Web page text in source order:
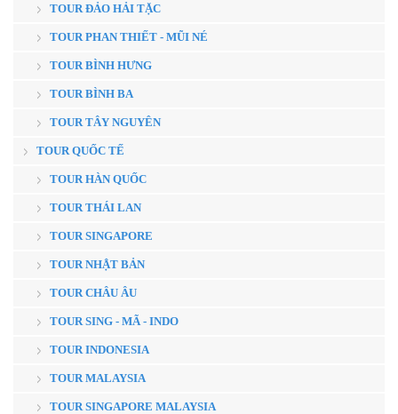
TOUR ĐẢO HẢI TẶC
TOUR PHAN THIẾT - MŨI NÉ
TOUR BÌNH HƯNG
TOUR BÌNH BA
TOUR TÂY NGUYÊN
TOUR QUỐC TẾ
TOUR HÀN QUỐC
TOUR THÁI LAN
TOUR SINGAPORE
TOUR NHẬT BẢN
TOUR CHÂU ÂU
TOUR SING - MÃ - INDO
TOUR INDONESIA
TOUR MALAYSIA
TOUR SINGAPORE MALAYSIA